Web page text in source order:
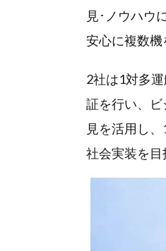
見･ノウハウ
安心に複数機
2社は1対多
証を行い、
見を活用し
社会実装を目